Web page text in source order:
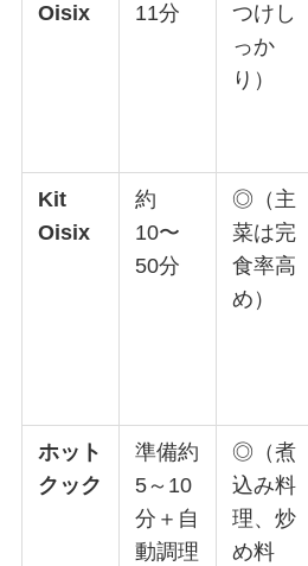
Oisix
11分
つけし
っか
り）
Kit
Oisix
約
10〜
50分
◎（主
菜は完
食率高
め）
ホット
クック
準備約
5～10
分＋自
動調理
◎（煮
込み料
理、炒
め料